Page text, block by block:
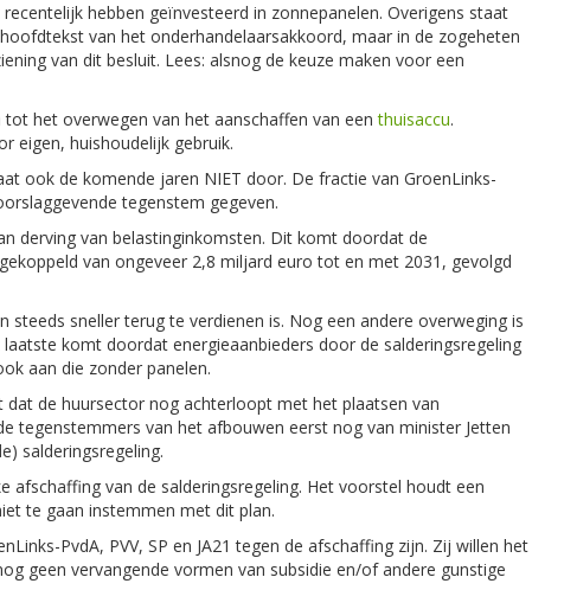
hebben geïnvesteerd in zonnepanelen. Overigens staat
van het onderhandelaarsakkoord, maar in de zogeheten
van dit besluit. Lees: alsnog de keuze maken voor een
het overwegen van het aanschaffen van eenthuisaccu.
eigen, huishoudelijk gebruik.
ook de komende jaren NIET door. De fractie van GroenLinks-
tegenstem gegeven.
derving van belastinginkomsten. Dit komt doordat de
van ongeveer 2,8 miljard euro tot en met 2031, gevolgd
sneller terug te verdienen is. Nog een andere overweging is
komt doordat energieaanbieders door de salderingsregeling
aan die zonder panelen.
de huursector nog achterloopt met het plaatsen van
tegenstemmers van het afbouwen eerst nog van minister Jetten
salderingsregeling.
afschaffing van de salderingsregeling. Het voorstel houdt een
te gaan instemmen met dit plan.
PvdA, PVV, SP en JA21 tegen de afschaffing zijn. Zij willen het
geen vervangende vormen van subsidie en/of andere gunstige